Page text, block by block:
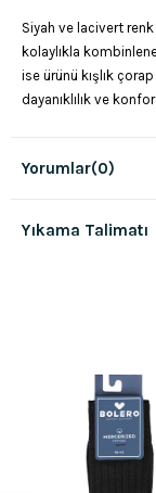
Siyah ve lacivert
kolaylıkla
ise ürünü kışlık
dayanıklılık ve
Yorumlar(0)
Yıkama Talimatı